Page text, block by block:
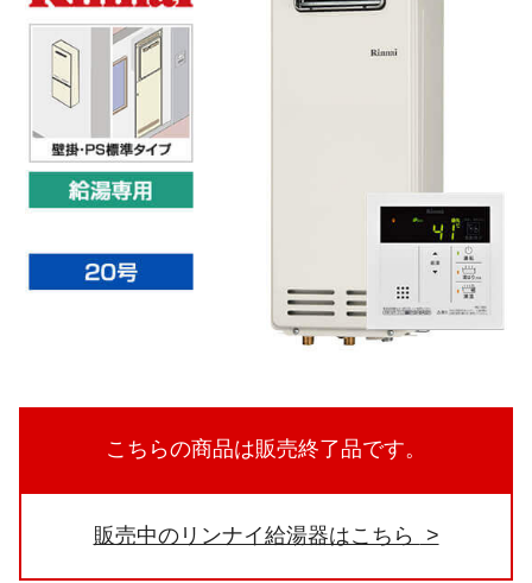
こちらの商品は販売終了品です。
販売中のリンナイ給湯器はこちら